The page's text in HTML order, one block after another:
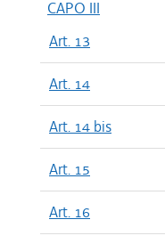
CAPO III
Art. 13
Art. 14
Art. 14 bis
Art. 15
Art. 16